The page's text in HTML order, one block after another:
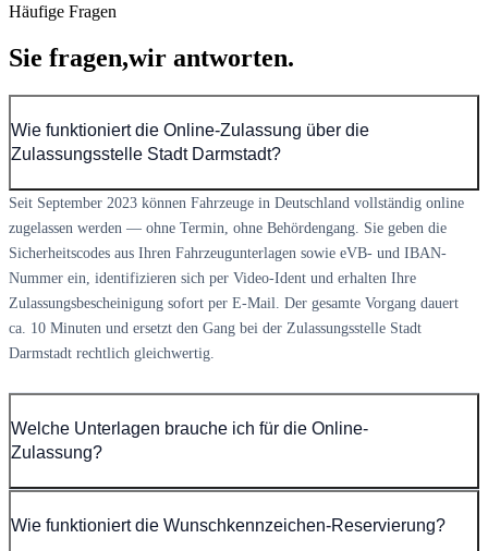
Häufige Fragen
Sie fragen,wir antworten.
Wie funktioniert die Online-Zulassung über die
Zulassungsstelle Stadt Darmstadt?
Seit September 2023 können Fahrzeuge in Deutschland vollständig online
zugelassen werden — ohne Termin, ohne Behördengang. Sie geben die
Sicherheitscodes aus Ihren Fahrzeugunterlagen sowie eVB- und IBAN-
Nummer ein, identifizieren sich per Video-Ident und erhalten Ihre
Zulassungsbescheinigung sofort per E-Mail. Der gesamte Vorgang dauert
ca. 10 Minuten und ersetzt den Gang bei der Zulassungsstelle Stadt
Darmstadt rechtlich gleichwertig.
Welche Unterlagen brauche ich für die Online-
Zulassung?
Wie funktioniert die Wunschkennzeichen-Reservierung?